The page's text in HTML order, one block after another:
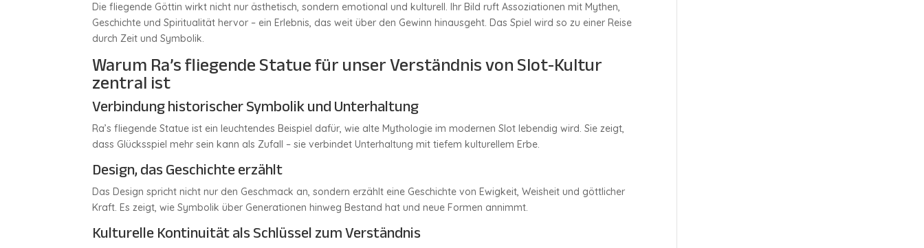
Die fliegende Göttin wirkt nicht nur ästhetisch, sondern emotional und kulturell. Ihr Bild ruft Assoziationen mit Mythen,
Geschichte und Spiritualität hervor – ein Erlebnis, das weit über den Gewinn hinausgeht. Das Spiel wird so zu einer Reise
durch Zeit und Symbolik.
Warum Ra’s fliegende Statue für unser Verständnis von Slot-Kultur
zentral ist
Verbindung historischer Symbolik und Unterhaltung
Ra’s fliegende Statue ist ein leuchtendes Beispiel dafür, wie alte Mythologie im modernen Slot lebendig wird. Sie zeigt,
dass Glücksspiel mehr sein kann als Zufall – sie verbindet Unterhaltung mit tiefem kulturellem Erbe.
Design, das Geschichte erzählt
Das Design spricht nicht nur den Geschmack an, sondern erzählt eine Geschichte von Ewigkeit, Weisheit und göttlicher
Kraft. Es zeigt, wie Symbolik über Generationen hinweg Bestand hat und neue Formen annimmt.
Kulturelle Kontinuität als Schlüssel zum Verständnis